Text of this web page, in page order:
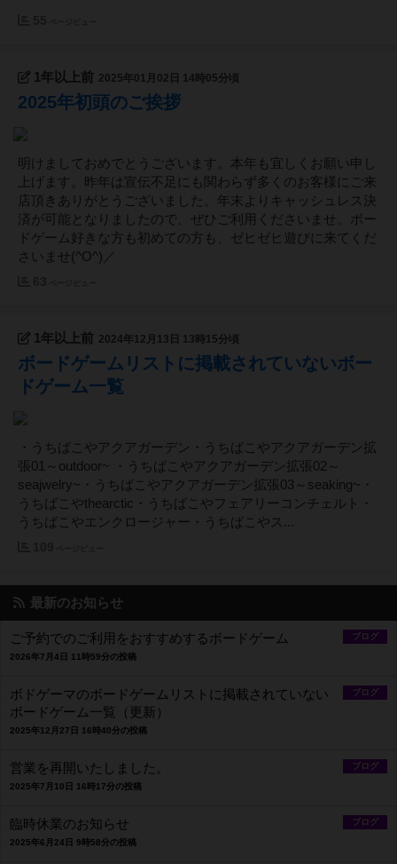
1年以上前 2025年01月02日 14時05分頃
2025年初頭のご挨拶
明けましておめでとうございます。本年も宜しくお願い申し
上げます。昨年は宣伝不足にも関わらず多くのお客様にご来
店頂きありがとうございました。年末よりキャッシュレス決
済が可能となりましたので、ぜひご利用くださいませ。ボー
ドゲーム好きな方も初めての方も、ゼヒゼヒ遊びに来てくだ
さいませ(^O^)／
1年以上前 2024年12月13日 13時15分頃
ボードゲームリストに掲載されていないボー
ドゲーム一覧
・うちばこやアクアガーデン・うちばこやアクアガーデン拡
張01～outdoor~ ・うちばこやアクアガーデン拡張02～
seajwelry~・うちばこやアクアガーデン拡張03～seaking~・
うちばこやthearctic・うちばこやフェアリーコンチェルト・
うちばこやエンクロージャー・うちばこやス...
最新のお知らせ
ブログ
ご予約でのご利用をおすすめするボードゲーム
2026年7月4日 11時59分の投稿
ブログ
ボドゲーマのボードゲームリストに掲載されていない
ボードゲーム一覧（更新）
2025年12月27日 16時40分の投稿
ブログ
営業を再開いたしました。
2025年7月10日 16時17分の投稿
ブログ
臨時休業のお知らせ
2025年6月24日 9時58分の投稿